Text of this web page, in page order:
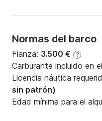
Normas del barco
Fianza: 3.500 € ?
Carburante incluido en
Licencia náutica
sin patrón)
Edad mínima para el